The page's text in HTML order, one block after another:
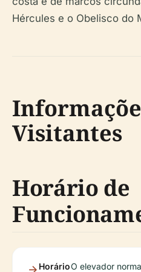
Hércules e o Obelisco do
Visitantes
Horário de
HorárioO elevador